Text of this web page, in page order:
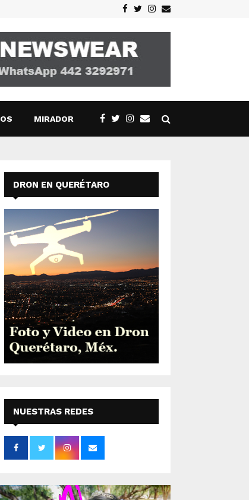
Facebook
TwitterInstagram
Email
MIRADOR
DRON EN QUERÉTARO
NUESTRAS REDES
SOCIALES